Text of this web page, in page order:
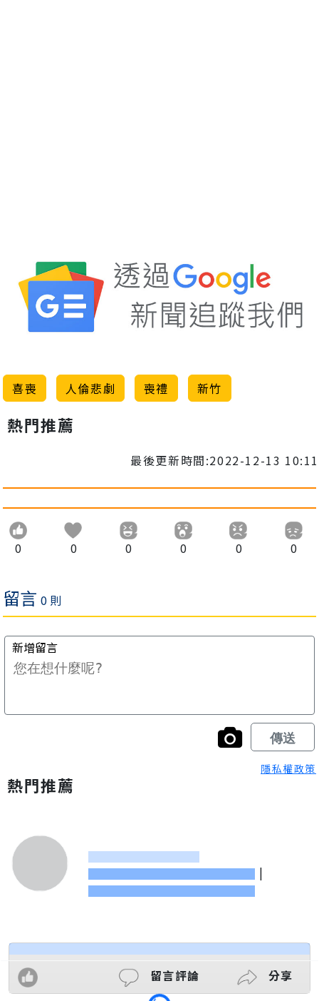
喜喪 人倫悲劇 喪禮 新竹
熱門推薦
最後更新時間:2022-12-13 10:11
0 0 0 0 0 0
隱私權政策
熱門推薦
|
留言評論 分享